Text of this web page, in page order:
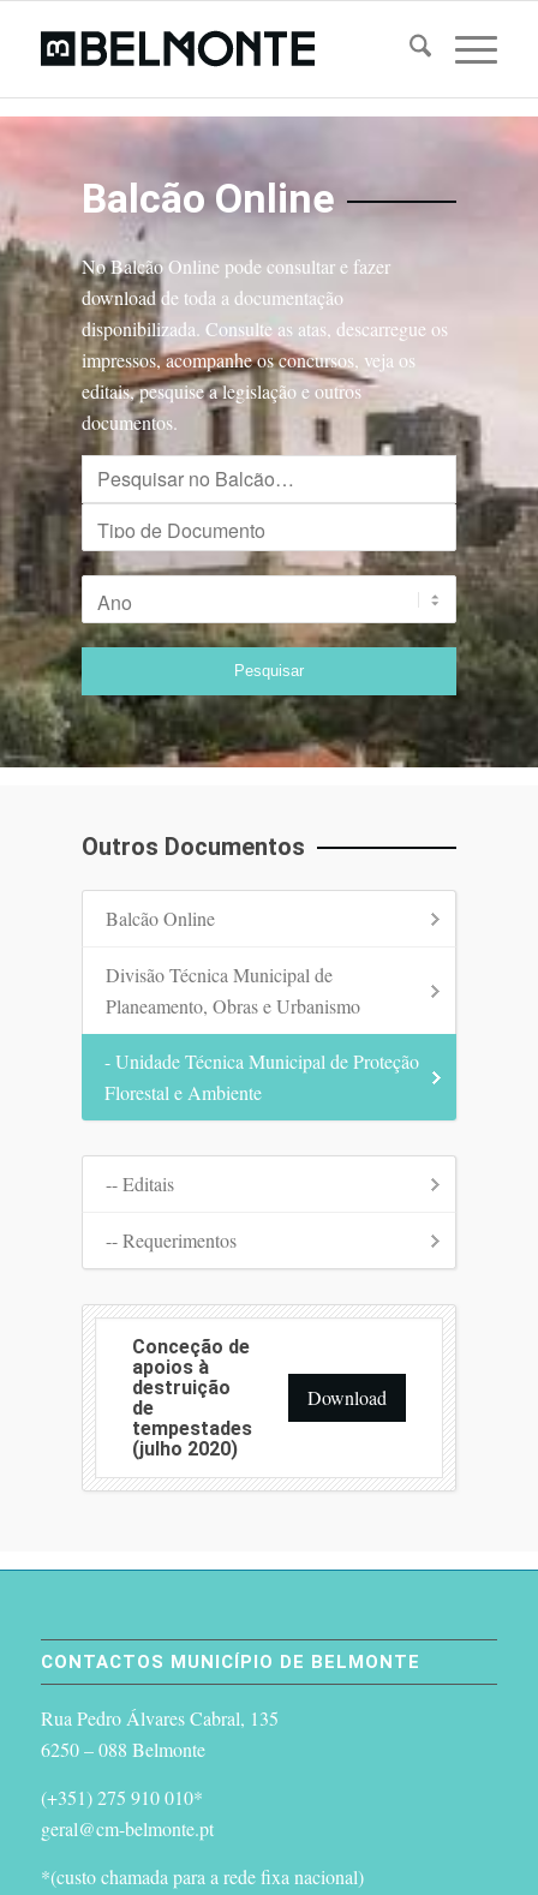
Balcão Online
No Balcão Online pode consultar e fazer
download de toda a documentação
disponibilizada. Consulte as atas, descarregue os
impressos, acompanhe os concursos, veja os
editais, pesquise a legislação e outros
documentos.
Outros Documentos
Balcão Online
Divisão Técnica Municipal de
Planeamento, Obras e Urbanismo
- Unidade Técnica Municipal de Proteção
Florestal e Ambiente
-- Editais
-- Requerimentos
Conceção de
apoios à
destruição
de
tempestades
(julho 2020)
Download
CONTACTOS MUNICÍPIO DE BELMONTE
Rua Pedro Álvares Cabral, 135
6250 – 088 Belmonte
(+351) 275 910 010*
geral@cm-belmonte.pt
*(custo chamada para a rede fixa nacional)